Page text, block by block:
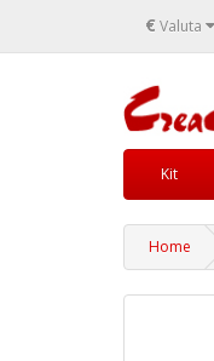
€ Valuta
Kit
Home